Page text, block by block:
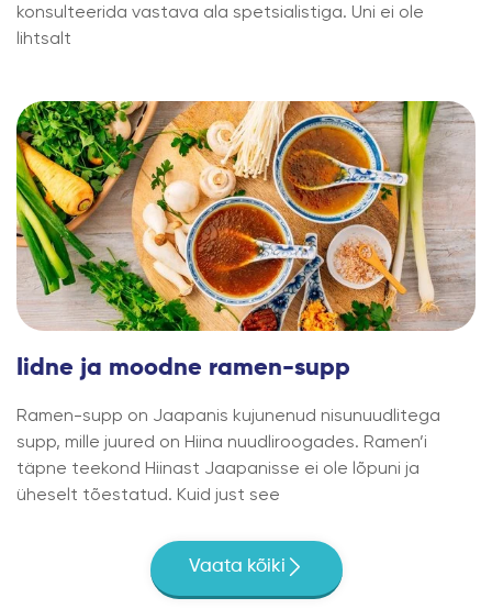
konsulteerida vastava ala spetsialistiga. Uni ei ole
lihtsalt
Iidne ja moodne ramen-supp
Ramen-supp on Jaapanis kujunenud nisunuudlitega
supp, mille juured on Hiina nuudliroogades. Ramen’i
täpne teekond Hiinast Jaapanisse ei ole lõpuni ja
üheselt tõestatud. Kuid just see
Vaata kõiki